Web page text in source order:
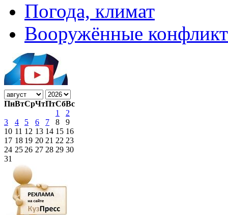
Погода, климат
Вооружённые
ПнВтСрЧтПтСбВс
1
2
3
4 5 6 7 8
9
10 11 12 13 14 15 16
17 18 19 20 21 22 23
24 25 26 27 28 29 30
31